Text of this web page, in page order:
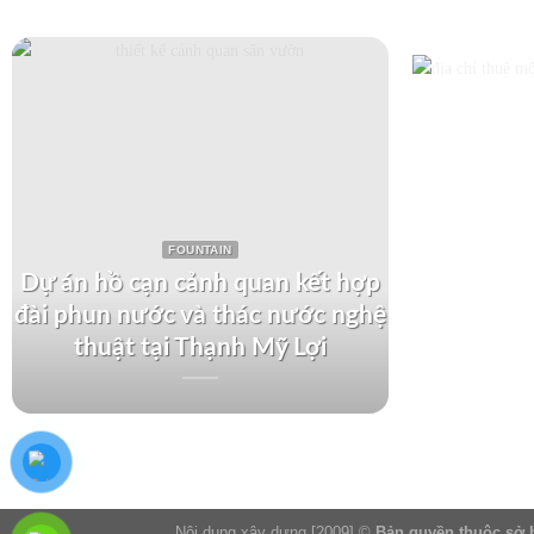
FOUNTAIN
Dự án hồ cạn cảnh quan kết hợp
đài phun nước và thác nước nghệ
thuật tại Thạnh Mỹ Lợi